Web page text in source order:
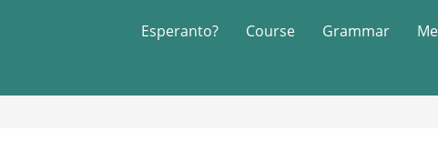
Esperanto? Course Grammar